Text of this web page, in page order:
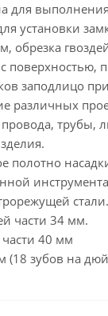
для выполнения
установки
обрезка
поверхностью,
заподлицо
различных
трубы,
полотно
стали.
части 34 мм.
40 мм
(18 зубов на